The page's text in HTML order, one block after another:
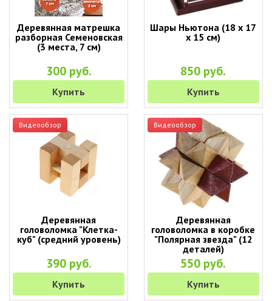
Деревянная матрешка
разборная Семеновская
(3 места, 7 см)
300 руб.
Купить
Шары Ньютона (18 х 17
х 15 см)
850 руб.
Купить
Видеообзор
Деревянная
головоломка "Клетка-
куб" (средний уровень)
390 руб.
Купить
Видеообзор
Деревянная
головоломка в коробке
"Полярная звезда" (12
деталей)
550 руб.
Купить